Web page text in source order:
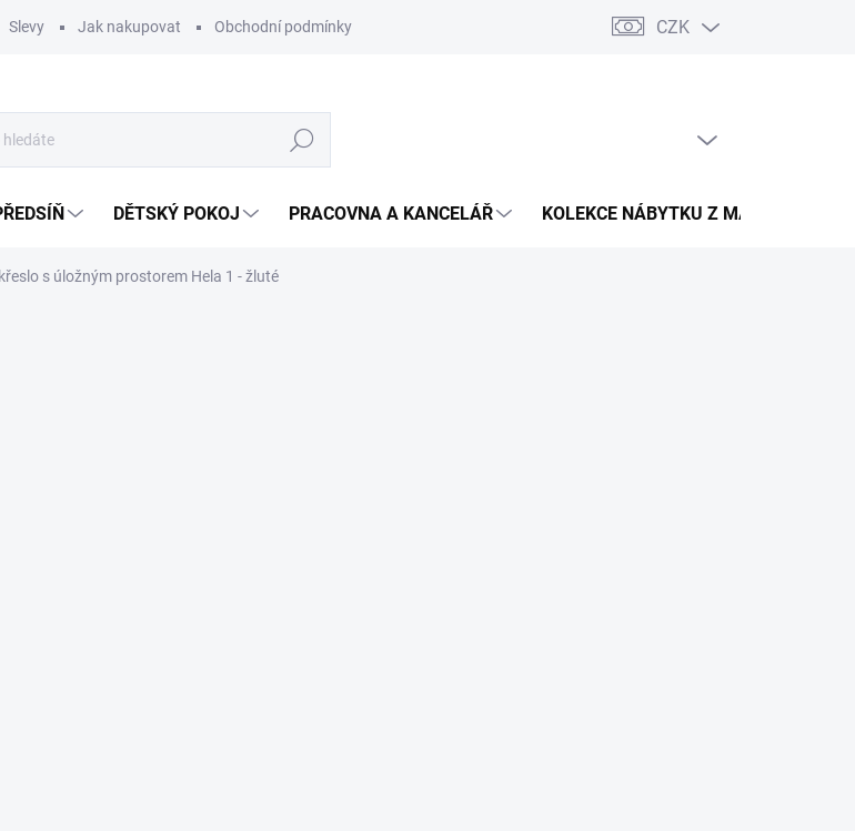
Slevy Jak nakupovat Obchodní podmínky Podmínky ochrany osobních údajů Pojištění zásilky
CZK
Hledat
DĚTSKÝ POKOJ PRACOVNA A KANCELÁŘ KOLEKCE NÁBYTKU Z MASIVU
s úložným prostorem Hela 1 - žluté